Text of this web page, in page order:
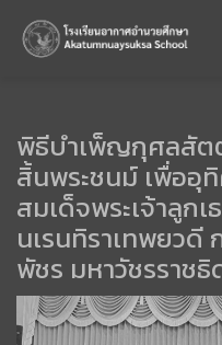
พิธีบำเพ็ญกุศลสัต
สิ้นพระชนม์ เพื่ออุ
สมเด็จพระเจ้าลูก
นเรนทิราเทพยวดี
พัชร มหาวัชรราชธิ